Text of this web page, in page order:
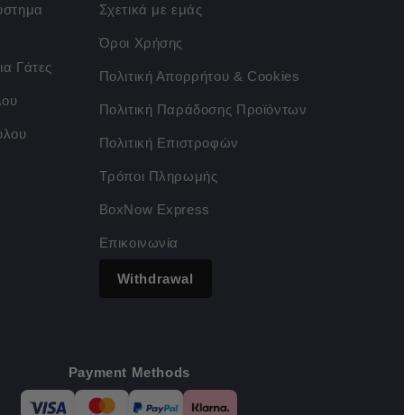
Γάτες
Σχετικά με εμάς
Όροι Χρήσης
Πολιτική Απορρήτου & Cookies
Πολιτική Παράδοσης Προϊόντων
Πολιτική Επιστροφών
Τρόποι Πληρωμής
BoxNow Express
Επικοινωνία
Withdrawal
Payment Methods